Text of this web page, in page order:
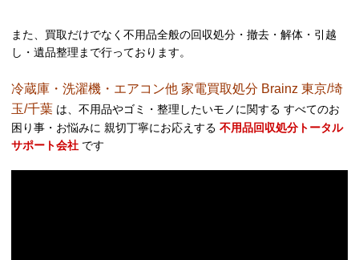
また、買取だけでなく不用品全般の回収処分・撤去・解体・引越
し・遺品整理まで行っております。
冷蔵庫・洗濯機・エアコン他 家電買取処分 Brainz 東京/埼
玉/千葉 は、不用品やゴミ・整理したいモノに関する すべてのお
困り事・お悩みに 親切丁寧にお応えする 不用品回収処分トータル
サポート会社 です